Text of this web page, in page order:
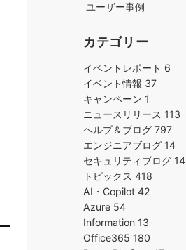
ユーザー事例
カテゴリー
イベントレポート 6
イベント情報 37
キャンペーン 1
ニュースリリース 113
ヘルプ＆ブログ 797
エンジニアブログ 14
セキュリティブログ 14
トピックス 418
AI・Copilot 42
Azure 54
Information 13
Office365 180